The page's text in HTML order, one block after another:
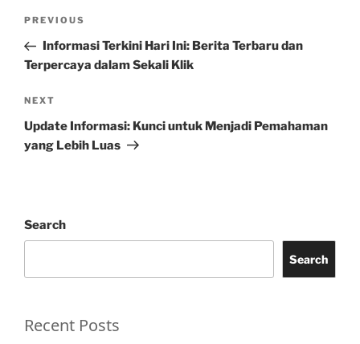
Previous
Post
PREVIOUS
Informasi Terkini Hari Ini: Berita Terbaru dan
Terpercaya dalam Sekali Klik
Next
Post
NEXT
Update Informasi: Kunci untuk Menjadi Pemahaman
yang Lebih Luas
Search
Search
Recent Posts